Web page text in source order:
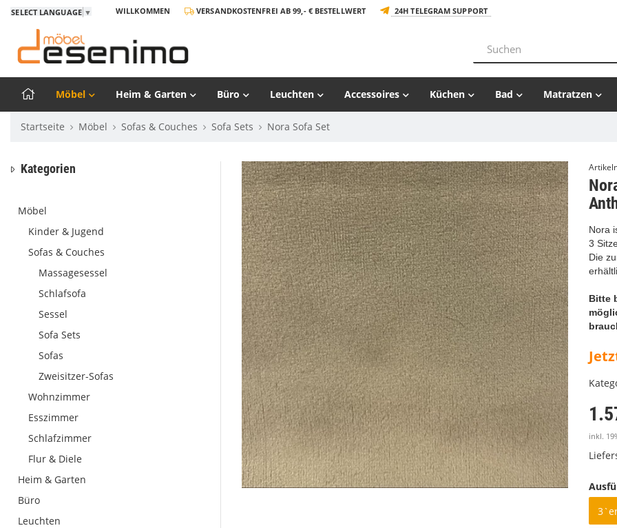
SELECT LANGUAGE ▼ WILLKOMMEN VERSANDKOSTENFREI AB 99,- € BESTELLWERT 24H TELEGRAM SUPPORT
Möbel Heim & Garten Büro Leuchten Accessoires Küchen Bad Matratzen
Startseite Möbel Sofas & Couches Sofa Sets Nora Sofa Set
Nora
3
Die
Bitte
inkl.
Kategorien
Möbel
Kinder & Jugend
Sofas & Couches
Massagesessel
Schlafsofa
Sessel
Sofa Sets
Sofas
Zweisitzer-Sofas
Wohnzimmer
Esszimmer
Schlafzimmer
Flur & Diele
Heim & Garten
Büro
Leuchten